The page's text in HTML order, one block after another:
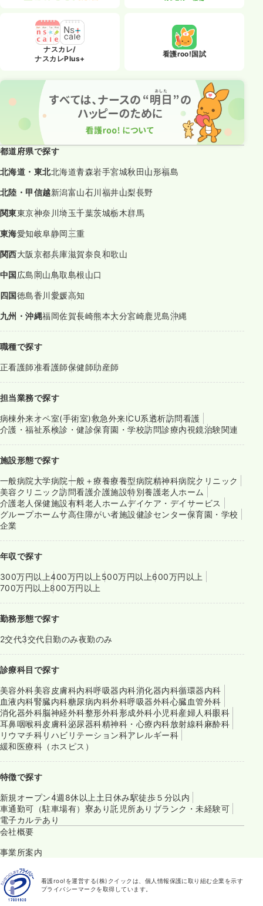
ナスカレ/
ナスカレPlus+
看護roo!国試
都道府県で探す
北海道・東北北海道青森岩手宮城秋田山形福島
北陸・甲信越新潟富山石川福井山梨長野
関東東京神奈川埼玉千葉茨城栃木群馬
東海愛知岐阜静岡三重
関西大阪京都兵庫滋賀奈良和歌山
中国広島岡山鳥取島根山口
四国徳島香川愛媛高知
九州・沖縄福岡佐賀長崎熊本大分宮崎鹿児島沖縄
職種で探す
正看護師准看護師保健師助産師
担当業務で探す
病棟外来オペ室(手術室)救急外来ICU系透析訪問看護
介護・福祉系検診・健診保育園・学校訪問診療内視鏡治験関連
施設形態で探す
一般病院大学病院一般＋療養療養型病院精神科病院クリニック
美容クリニック訪問看護介護施設特別養護老人ホーム
介護老人保健施設有料老人ホームデイケア・デイサービス
グループホームサ高住障がい者施設健診センター保育園・学校
企業
年収で探す
300万円以上400万円以上 500万円以上600万円以上
700万円以上800万円以上
勤務形態で探す
2交代3交代日勤のみ夜勤のみ
診療科目で探す
美容外科美容皮膚科内科呼吸器内科消化器内科循環器内科
血液内科腎臓内科糖尿病内科外科呼吸器外科心臓血管外科
消化器外科脳神経外科整形外科形成外科小児科産婦人科眼科
耳鼻咽喉科皮膚科泌尿器科精神科・心療内科放射線科麻酔科
リウマチ科リハビリテーション科アレルギー科
緩和医療科（ホスピス）
特徴で探す
新規オープン4週8休以上 土日休み駅徒歩５分以内
車通勤可（駐車場有） 寮あり託児所あり ブランク・未経験可
電子カルテあり
会社概要
事業所案内
看護roo!を運営する(株)クイックは、個人情報保護に取り組む企業を示す
プライバシーマークを取得しています。